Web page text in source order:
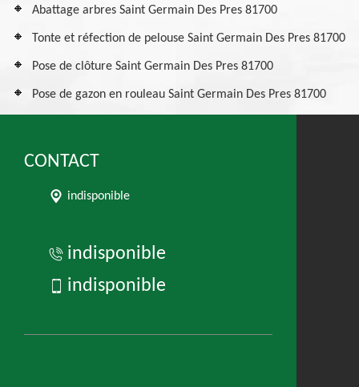
Abattage arbres Saint Germain Des Pres 81700
Tonte et réfection de pelouse Saint Germain Des Pres 81700
Pose de clôture Saint Germain Des Pres 81700
Pose de gazon en rouleau Saint Germain Des Pres 81700
CONTACT
indisponible
indisponible
indisponible